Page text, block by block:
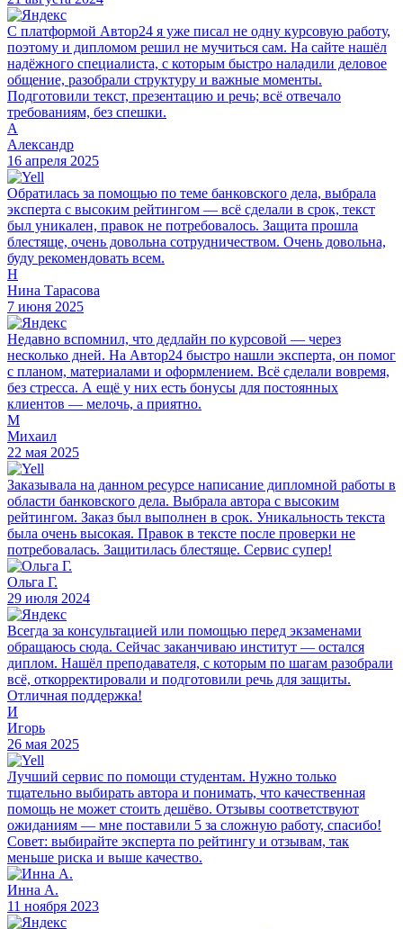
С платформой Автор24 я уже писал не одну курсовую работу,
поэтому и дипломом решил не мучиться сам. На сайте нашёл
надёжного специалиста, с которым быстро наладили деловое
общение, разобрали структуру и важные моменты.
Подготовили текст, презентацию и речь; всё отвечало
требованиям, без спешки.
А
Александр
16 апреля 2025
Обратилась за помощью по теме банковского дела, выбрала
эксперта с высоким рейтингом — всё сделали в срок, текст
был уникален, правок не потребовалось. Защита прошла
блестяще, очень довольна сотрудничеством. Очень довольна,
буду рекомендовать всем.
Н
Нина Тарасова
7 июня 2025
Недавно вспомнил, что дедлайн по курсовой — через
несколько дней. На Автор24 быстро нашли эксперта, он помог
с планом, материалами и оформлением. Всё сделали вовремя,
без стресса. А ещё у них есть бонусы для постоянных
клиентов — мелочь, а приятно.
М
Михаил
22 мая 2025
Заказывала на данном ресурсе написание дипломной работы в
области банковского дела. Выбрала автора с высоким
рейтингом. Заказ был выполнен в срок. Уникальность текста
была очень высокая. Правок в тексте после проверки не
потребовалась. Защитилась блестяще. Сервис супер!
Ольга Г.
29 июля 2024
Всегда за консультацией или помощью перед экзаменами
обращаюсь сюда. Сейчас заканчиваю институт — остался
диплом. Нашёл преподавателя, с которым по шагам разобрали
всё, откорректировали и подготовили речь для защиты.
Отличная поддержка!
И
Игорь
26 мая 2025
Лучший сервис по помощи студентам. Нужно только
тщательно выбирать автора и понимать, что качественная
помощь не может стоить дешёво. Отзывы соответствуют
ожиданиям — мне поставили 5 за сложную работу, спасибо!
Совет: выбирайте эксперта по рейтингу и отзывам, так
меньше риска и выше качество.
Инна А.
11 ноября 2023